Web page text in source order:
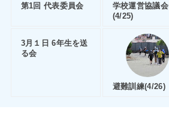
第1回 代表委員会
学校運営協議会
(4/25)
3月１日 6年生を送
る会
避難訓練(4/26)